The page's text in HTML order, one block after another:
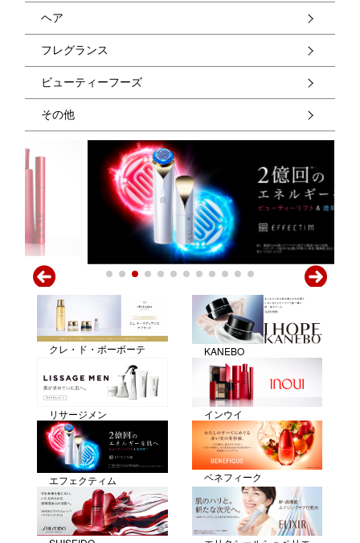
ヘア
フレグランス
ビューティーフーズ
その他